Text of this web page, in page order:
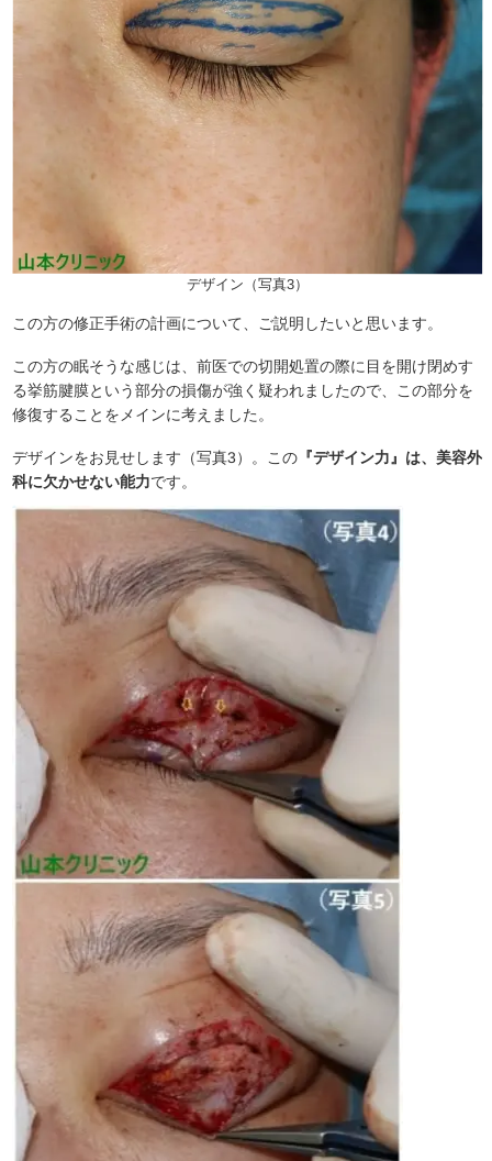
デザイン（写真3）
この方の修正手術の計画について、ご説明したいと思います。
この方の眠そうな感じは、前医での切開処置の際に目を開け閉めす
る挙筋腱膜という部分の損傷が強く疑われましたので、この部分を
修復することをメインに考えました。
デザインをお見せします（写真3）。この 『デザイン力』は、美容外
科に欠かせない能力です。